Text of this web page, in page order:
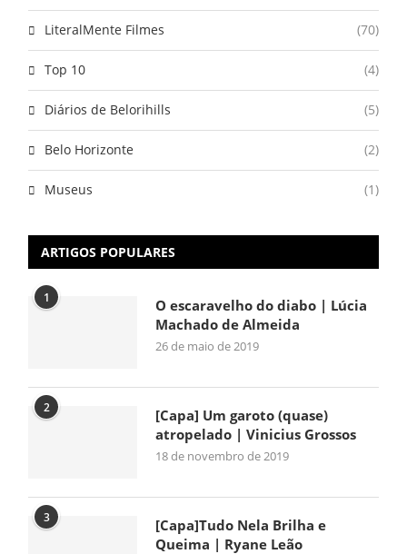
LiteralMente Filmes (70)
Top 10 (4)
Diários de Belorihills (5)
Belo Horizonte (2)
Museus (1)
ARTIGOS POPULARES
1
O escaravelho do diabo | Lúcia
Machado de Almeida
26 de maio de 2019
2
[Capa] Um garoto (quase)
atropelado | Vinicius Grossos
18 de novembro de 2019
3
[Capa]Tudo Nela Brilha e
Queima | Ryane Leão